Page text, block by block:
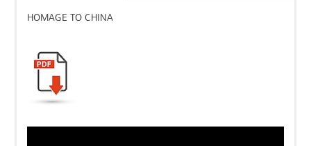
HOMAGE TO CHINA